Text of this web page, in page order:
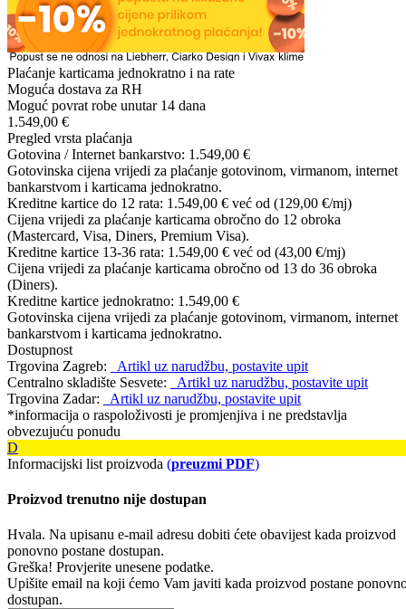
Plaćanje karticama jednokratno i na rate
Moguća dostava za RH
Moguć povrat robe unutar 14 dana
1.549,00 €
Pregled vrsta plaćanja
Gotovina / Internet bankarstvo: 1.549,00 €
Gotovinska cijena vrijedi za plaćanje gotovinom, virmanom, internet
bankarstvom i karticama jednokratno.
Kreditne kartice do 12 rata: 1.549,00 € već od (129,00 €/mj)
Cijena vrijedi za plaćanje karticama obročno do 12 obroka
(Mastercard, Visa, Diners, Premium Visa).
Kreditne kartice 13-36 rata: 1.549,00 € već od (43,00 €/mj)
Cijena vrijedi za plaćanje karticama obročno od 13 do 36 obroka
(Diners).
Kreditne kartice jednokratno: 1.549,00 €
Gotovinska cijena vrijedi za plaćanje gotovinom, virmanom, internet
bankarstvom i karticama jednokratno.
Dostupnost
Trgovina Zagreb:
Artikl uz narudžbu, postavite upit
Centralno skladište Sesvete:
Artikl uz narudžbu, postavite upit
Trgovina Zadar:
Artikl uz narudžbu, postavite upit
*informacija o raspoloživosti je promjenjiva i ne predstavlja
obvezujuću ponudu
D
Informacijski list proizvoda (preuzmi PDF)
Proizvod trenutno nije dostupan
Hvala. Na upisanu e-mail adresu dobiti ćete obavijest kada proizvod
ponovno postane dostupan.
Greška! Provjerite unesene podatke.
Upišite email na koji ćemo Vam javiti kada proizvod postane
dostupan.